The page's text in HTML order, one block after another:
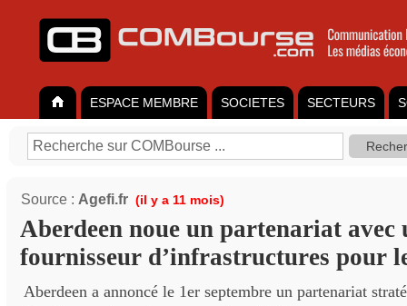
ESPACE MEMBRE SOCIETES SECTEURS
Source : Agefi.fr (il y a 11 mois)
Aberdeen noue un partenariat avec
fournisseur d’infrastructures pour
Aberdeen a annoncé le 1er septembre un partenariat